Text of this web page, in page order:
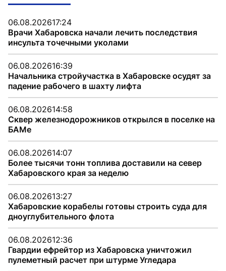
06.08.202617:24
Врачи Хабаровска начали лечить последствия
инсульта точечными уколами
06.08.202616:39
Начальника стройучастка в Хабаровске осудят за
падение рабочего в шахту лифта
06.08.202614:58
Сквер железнодорожников открылся в поселке на
БАМе
06.08.202614:07
Более тысячи тонн топлива доставили на север
Хабаровского края за неделю
06.08.202613:27
Хабаровские корабелы готовы строить суда для
дноуглубительного флота
06.08.202612:36
Гвардии ефрейтор из Хабаровска уничтожил
пулеметный расчет при штурме Угледара